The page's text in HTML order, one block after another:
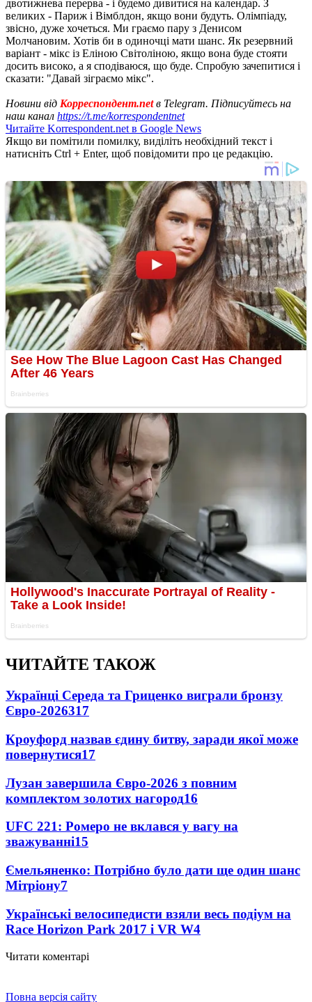
двотижнева перерва - і будемо дивитися на календар. З
великих - Париж і Вімблдон, якщо вони будуть. Олімпіаду,
звісно, дуже хочеться. Ми граємо пару з Денисом
Молчановим. Хотів би в одиночці мати шанс. Як резервний
варіант - мікс із Еліною Світоліною, якщо вона буде стояти
досить високо, а я сподіваюся, що буде. Спробую зачепитися і
сказати: "Давай зіграємо мікс".
Новини від Корреспондент.netв Telegram. Підписуйтесь на
наш канал https://t.me/korrespondentnet
Читайте Korrespondent.net в Google News
Якщо ви помітили помилку, виділіть необхідний текст і
натисніть Ctrl + Enter, щоб повідомити про це редакцію.
ЧИТАЙТЕ ТАКОЖ
Українці Середа та Гриценко виграли бронзу
Євро-2026317
Кроуфорд назвав єдину битву, заради якої може
повернутися17
Лузан завершила Євро-2026 з повним
комплектом золотих нагород16
UFC 221: Ромеро не вклався у вагу на
зважуванні15
Ємельяненко: Потрібно було дати ще один шанс
Мітріону7
Українські велосипедисти взяли весь подіум на
Race Horizon Park 2017 і VR W4
Читати коментарі
Повна версія сайту